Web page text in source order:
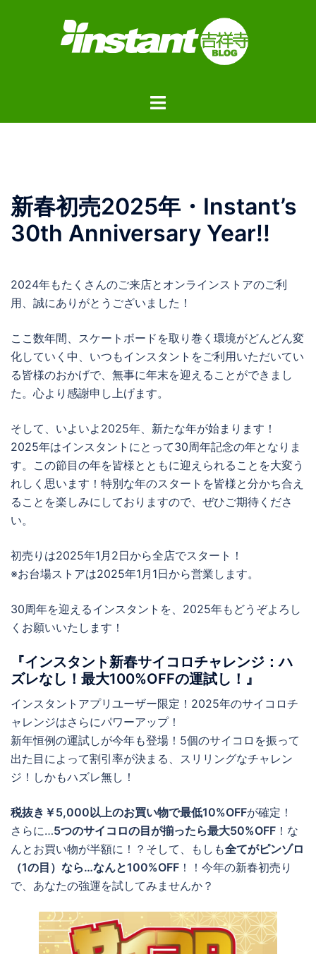
ト
ー
新春初売2025年・Instant’s
30th Anniversary Year!!
2024年もたくさんのご来店とオンラインストアのご利
用、誠にありがとうございました！
ここ数年間、スケートボードを取り巻く環境がどんどん変
化していく中、いつもインスタントをご利用いただいてい
る皆様のおかげで、無事に年末を迎えることができまし
た。心より感謝申し上げます。
そして、いよいよ2025年、新たな年が始まります！
2025年はインスタントにとって30周年記念の年となりま
す。この節目の年を皆様とともに迎えられることを大変う
れしく思います！特別な年のスタートを皆様と分かち合え
ることを楽しみにしておりますので、ぜひご期待くださ
い。
初売りは2025年1月2日から全店でスタート！
※お台場ストアは2025年1月1日から営業します。
30周年を迎えるインスタントを、2025年もどうぞよろし
くお願いいたします！
『インスタント新春サイコロチャレンジ：ハ
ズレなし！最大100%OFFの運試し！』
インスタントアプリユーザー限定！2025年のサイコロチ
ャレンジはさらにパワーアップ！
新年恒例の運試しが今年も登場！5個のサイコロを振って
出た目によって割引率が決まる、スリリングなチャレン
ジ！しかもハズレ無し！
税抜き￥5,000以上のお買い物で最低10%OFFが確定！
さらに…5つのサイコロの目が揃ったら最大50%OFF ！な
んとお買い物が半額に！？そして、もしも全てがピンゾロ
（1の目）なら…なんと100%OFF ！！今年の新春初売り
で、あなたの強運を試してみませんか？